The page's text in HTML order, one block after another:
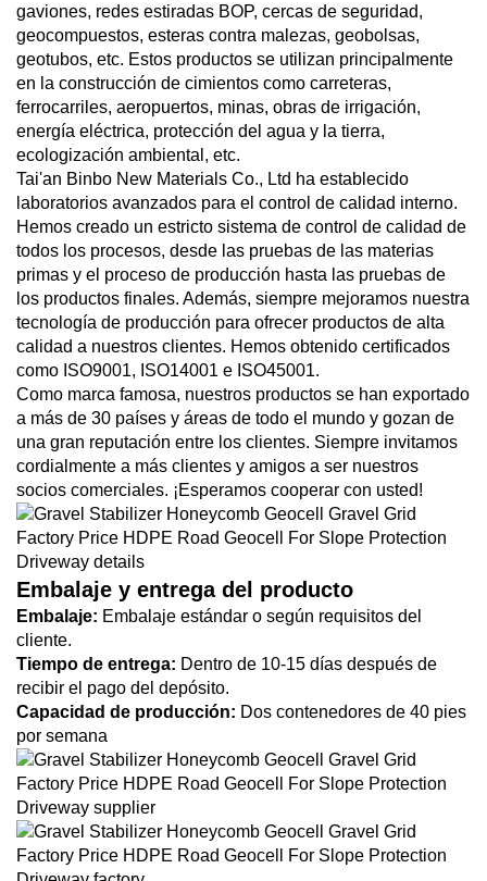
gaviones, redes estiradas BOP, cercas de seguridad,
geocompuestos, esteras contra malezas, geobolsas,
geotubos, etc. Estos productos se utilizan principalmente
en la construcción de cimientos como carreteras,
ferrocarriles, aeropuertos, minas, obras de irrigación,
energía eléctrica, protección del agua y la tierra,
ecologización ambiental, etc.
Tai'an Binbo New Materials Co., Ltd ha establecido
laboratorios avanzados para el control de calidad interno.
Hemos creado un estricto sistema de control de calidad de
todos los procesos, desde las pruebas de las materias
primas y el proceso de producción hasta las pruebas de
los productos finales. Además, siempre mejoramos nuestra
tecnología de producción para ofrecer productos de alta
calidad a nuestros clientes. Hemos obtenido certificados
como ISO9001, ISO14001 e ISO45001.
Como marca famosa, nuestros productos se han exportado
a más de 30 países y áreas de todo el mundo y gozan de
una gran reputación entre los clientes. Siempre invitamos
cordialmente a más clientes y amigos a ser nuestros
socios comerciales. ¡Esperamos cooperar con usted!
Embalaje y entrega del producto
Embalaje: Embalaje estándar o según requisitos del
cliente.
Tiempo de entrega: Dentro de 10-15 días después de
recibir el pago del depósito.
Capacidad de producción: Dos contenedores de 40 pies
por semana